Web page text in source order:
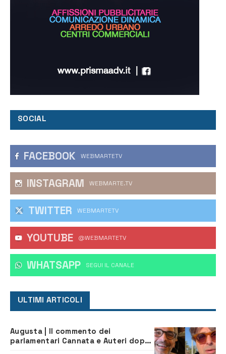
SOCIAL
FACEBOOK WEBMARTETV
INSTAGRAM WEBMARTE.TV
TWITTER WEBMARTETV
YOUTUBE @WEBMARTETV
WHATSAPP ‎SEGUI IL CANALE
ULTIMI ARTICOLI
Augusta | Il commento dei
parlamentari Cannata e Auteri dopo